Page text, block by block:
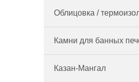
Облицовка /
Камни для банных
Казан-Мангал